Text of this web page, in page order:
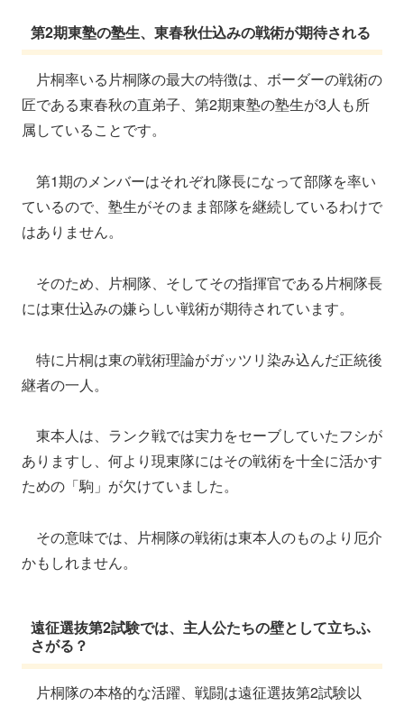
第2期東塾の塾生、東春秋仕込みの戦術が期待される
片桐率いる片桐隊の最大の特徴は、ボーダーの戦術の
匠である東春秋の直弟子、第2期東塾の塾生が3人も所
属していることです。
第1期のメンバーはそれぞれ隊長になって部隊を率い
ているので、塾生がそのまま部隊を継続しているわけで
はありません。
そのため、片桐隊、そしてその指揮官である片桐隊長
には東仕込みの嫌らしい戦術が期待されています。
特に片桐は東の戦術理論がガッツリ染み込んだ正統後
継者の一人。
東本人は、ランク戦では実力をセーブしていたフシが
ありますし、何より現東隊にはその戦術を十全に活かす
ための「駒」が欠けていました。
その意味では、片桐隊の戦術は東本人のものより厄介
かもしれません。
遠征選抜第2試験では、主人公たちの壁として立ちふ
さがる？
片桐隊の本格的な活躍、戦闘は遠征選抜第2試験以